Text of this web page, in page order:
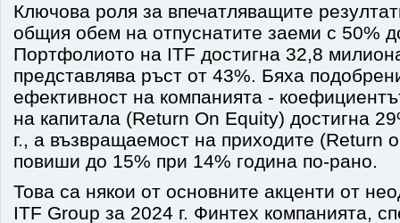
Ключова роля за впечатляващите
общия обем на отпуснатите заеми с 50%
Портфолиото на ITF достигна 32,8
представлява ръст от 43%. Бяха
ефективност на компанията -
на капитала (Return On Equity) достигна
г., a възвращаемост на приходите (Return
повиши до 15% при 14% година по-рано.
Това са някои от основните акценти от
ITF Group за 2024 г. Финтех компанията,